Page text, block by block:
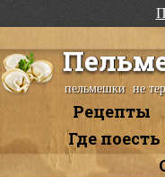
пельмешки не
Рецепты
Где поесть